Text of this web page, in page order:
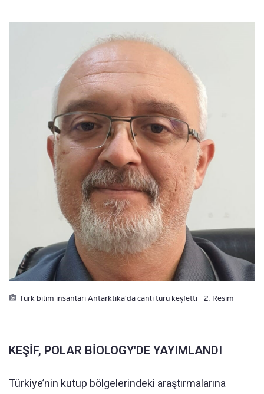
Türk bilim insanları Antarktika'da canlı türü keşfetti - 2. Resim
KEŞİF, POLAR BİOLOGY'DE YAYIMLANDI
Türkiye’nin kutup bölgelerindeki araştırmalarına